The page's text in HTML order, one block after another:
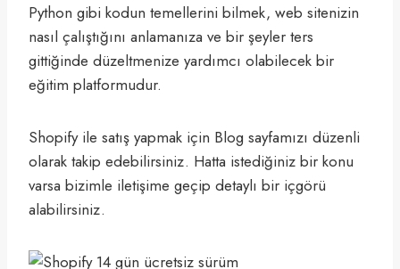
Python gibi kodun temellerini bilmek, web sitenizin
nasıl çalıştığını anlamanıza ve bir şeyler ters
gittiğinde düzeltmenize yardımcı olabilecek bir
eğitim platformudur.
Shopify ile satış yapmak için Blog sayfamızı düzenli
olarak takip edebilirsiniz. Hatta istediğiniz bir konu
varsa bizimle iletişime geçip detaylı bir içgörü
alabilirsiniz.